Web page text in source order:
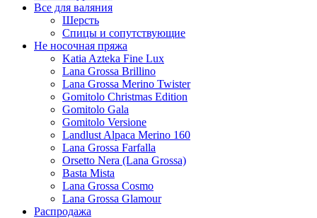
Все для валяния
Шерсть
Спицы и сопутствующие
Не носочная пряжа
Katia Azteka Fine Lux
Lana Grossa Brillino
Lana Grossa Merino Twister
Gomitolo Christmas Edition
Gomitolo Gala
Gomitolo Versione
Landlust Alpaca Merino 160
Lana Grossa Farfalla
Orsetto Nera (Lana Grossa)
Basta Mista
Lana Grossa Cosmo
Lana Grossa Glamour
Распродажа